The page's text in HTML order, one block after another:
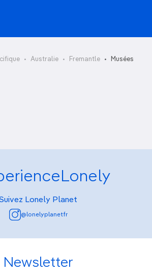
Australie Fremantle Musées
Army Museum of WA
Fremantle Arts Centre
Lonely Planet
@lonelyplanetfr
Newsletter